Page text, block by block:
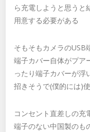
ら充電しようと思うと
用意する必要がある
そもそもカメラのUSB
端子カバー自体がプア
ったり端子カバーが浮
招きそうで(僕的には)
コンセント直差しの充
端子のない中国製のも